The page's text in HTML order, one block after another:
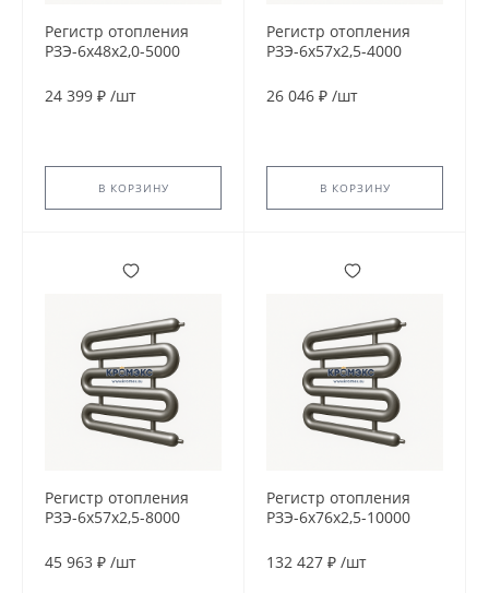
Регистр отопления
РЗЭ-6x48x2,0-5000
24 399 ₽ /шт
В КОРЗИНУ
Регистр отопления
РЗЭ-6x57x2,5-4000
26 046 ₽ /шт
В КОРЗИНУ
Регистр отопления
РЗЭ-6x57x2,5-8000
45 963 ₽ /шт
Регистр отопления
РЗЭ-6x76x2,5-10000
132 427 ₽ /шт